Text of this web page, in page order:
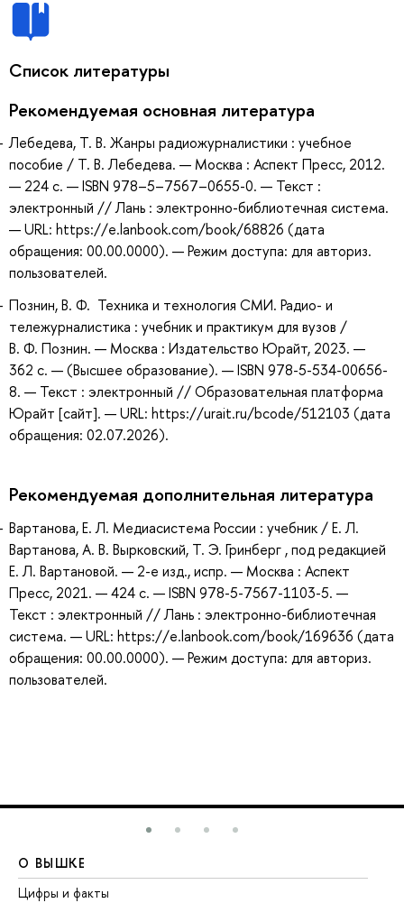
Список литературы
Рекомендуемая основная литература
Лебедева, Т. В. Жанры радиожурналистики : учебное
пособие / Т. В. Лебедева. — Москва : Аспект Пресс, 2012.
— 224 с. — ISBN 978–5–7567–0655-0. — Текст :
электронный // Лань : электронно-библиотечная система.
— URL: https://e.lanbook.com/book/68826 (дата
обращения: 00.00.0000). — Режим доступа: для авториз.
пользователей.
Познин, В. Ф. Техника и технология СМИ. Радио- и
тележурналистика : учебник и практикум для вузов /
В. Ф. Познин. — Москва : Издательство Юрайт, 2023. —
362 с. — (Высшее образование). — ISBN 978-5-534-00656-
8. — Текст : электронный // Образовательная платформа
Юрайт [сайт]. — URL: https://urait.ru/bcode/512103 (дата
обращения: 02.07.2026).
Рекомендуемая дополнительная литература
Вартанова, Е. Л. Медиасистема России : учебник / Е. Л.
Вартанова, А. В. Вырковский, Т. Э. Гринберг , под редакцией
Е. Л. Вартановой. — 2-е изд., испр. — Москва : Аспект
Пресс, 2021. — 424 с. — ISBN 978-5-7567-1103-5. —
Текст : электронный // Лань : электронно-библиотечная
система. — URL: https://e.lanbook.com/book/169636 (дата
обращения: 00.00.0000). — Режим доступа: для авториз.
пользователей.
О ВЫШКЕ
Цифры и факты